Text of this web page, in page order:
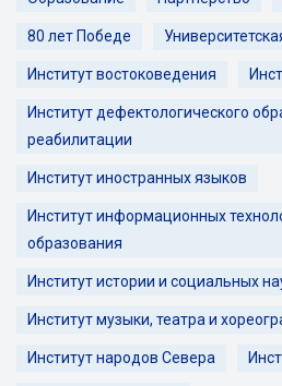
80 лет Победе
Институт востоковедения
Институт дефектологического
реабилитации
Институт иностранных языков
Институт информационных
образования
Институт истории и социальных
Институт музыки, театра и
Институт народов Севера